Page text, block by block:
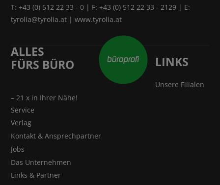
T:+43 (0) 512 22 33 - 0 | F: +43 (0) 512 22 33 - 2129 | E:
tyrolia@tyrolia.at |www.tyrolia.at
ALLES
FÜRS BÜRO
LINKS
Unsere Filialen
– 21 x in Ihrer Nähe!
Service
Verlag
Kontakt & Ansprechpartner
Jobs
Das Unternehmen
Links & Partner